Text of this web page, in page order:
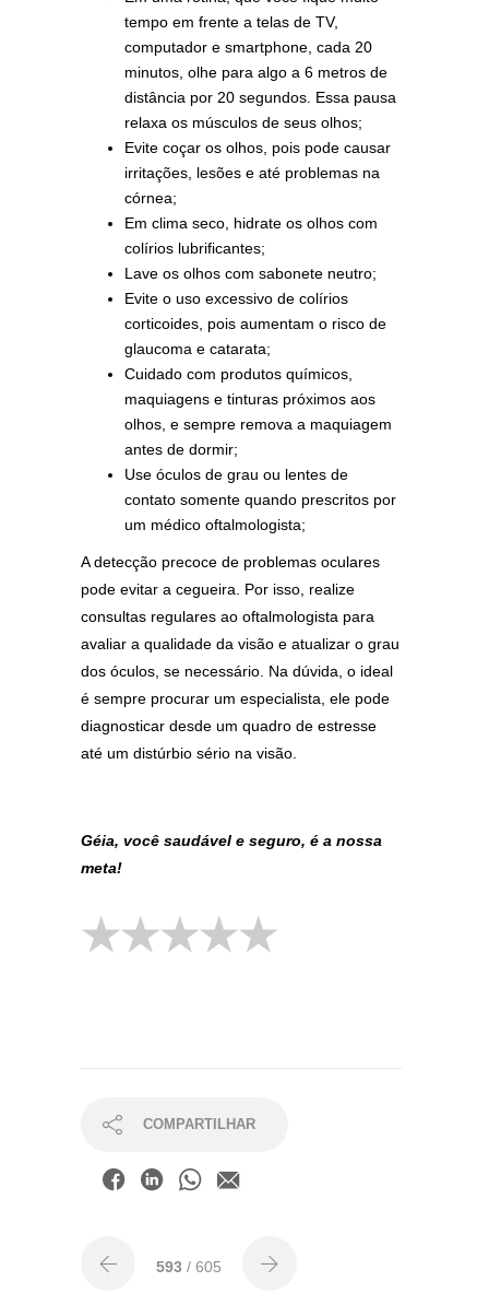
tempo em frente a telas de TV,
computador e smartphone, cada 20
minutos, olhe para algo a 6 metros de
distância por 20 segundos. Essa pausa
relaxa os músculos de seus olhos;
Evite coçar os olhos, pois pode causar
irritações, lesões e até problemas na
córnea;
Em clima seco, hidrate os olhos com
colírios lubrificantes;
Lave os olhos com sabonete neutro;
Evite o uso excessivo de colírios
corticoides, pois aumentam o risco de
glaucoma e catarata;
Cuidado com produtos químicos,
maquiagens e tinturas próximos aos
olhos, e sempre remova a maquiagem
antes de dormir;
Use óculos de grau ou lentes de
contato somente quando prescritos por
um médico oftalmologista;
A detecção precoce de problemas oculares
pode evitar a cegueira. Por isso, realize
consultas regulares ao oftalmologista para
avaliar a qualidade da visão e atualizar o grau
dos óculos, se necessário. Na dúvida, o ideal
é sempre procurar um especialista, ele pode
diagnosticar desde um quadro de estresse
até um distúrbio sério na visão.
Géia, você saudável e seguro, é a nossa
meta!
COMPARTILHAR
593 / 605